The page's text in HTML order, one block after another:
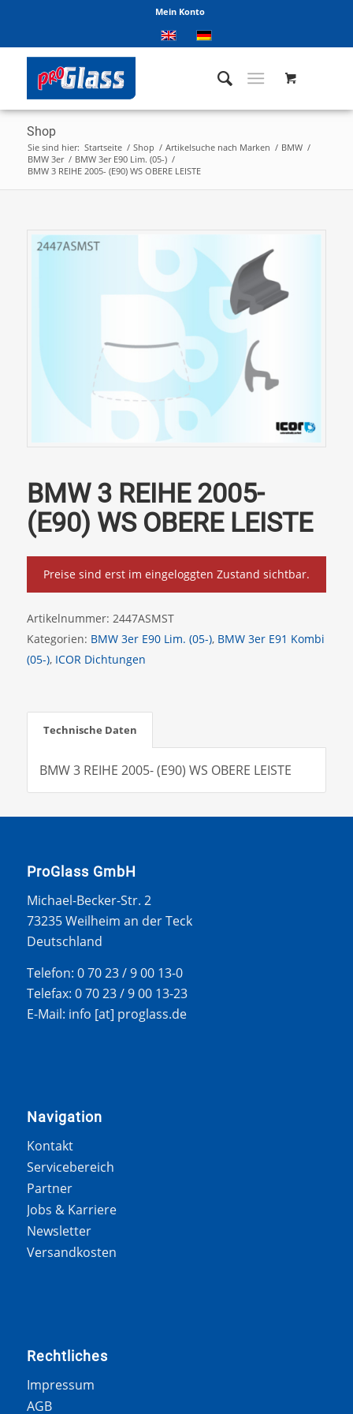
Mein Konto
Shop
Sie sind hier: Startseite / Shop / Artikelsuche nach Marken / BMW /
BMW 3er / BMW 3er E90 Lim. (05-) /
BMW 3 REIHE 2005- (E90) WS OBERE LEISTE
BMW 3 REIHE 2005-
(E90) WS OBERE LEISTE
Preise sind erst im eingeloggten Zustand sichtbar.
Artikelnummer: 2447ASMST
Kategorien: BMW 3er E90 Lim. (05-), BMW 3er E91 Kombi
(05-), ICOR Dichtungen
Technische Daten
BMW 3 REIHE 2005- (E90) WS OBERE LEISTE
ProGlass GmbH
Michael-Becker-Str. 2
73235 Weilheim an der Teck
Deutschland
Telefon: 0 70 23 / 9 00 13-0
Telefax: 0 70 23 / 9 00 13-23
E-Mail: info [at] proglass.de
Navigation
Kontakt
Servicebereich
Partner
Jobs & Karriere
Newsletter
Versandkosten
Rechtliches
Impressum
AGB